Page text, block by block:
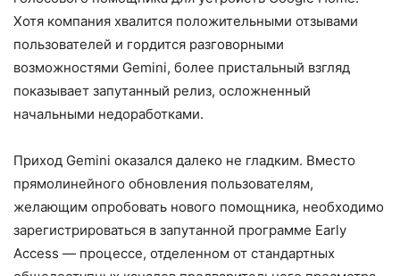
Хотя компания хвалится положительными отзывами
пользователей и гордится разговорными
возможностями Gemini, более пристальный взгляд
показывает запутанный релиз, осложненный
начальными недоработками.
Приход Gemini оказался далеко не гладким. Вместо
прямолинейного обновления пользователям,
желающим опробовать нового помощника, необходимо
зарегистрироваться в запутанной программе Early
Access — процессе, отделенном от стандартных